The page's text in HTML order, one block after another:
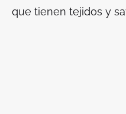
que tienen tejidos y